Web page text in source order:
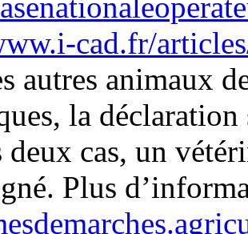
cad.fr/
autres animaux
la
deux cas, un
Plus